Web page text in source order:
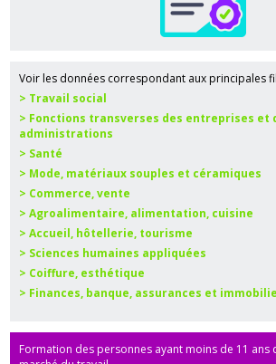
Voir les données correspondant aux principales
> Travail social
> Fonctions transverses des entreprises et
administrations
> Santé
> Mode, matériaux souples et céramiques
> Commerce, vente
> Agroalimentaire, alimentation, cuisine
> Accueil, hôtellerie, tourisme
> Sciences humaines appliquées
> Coiffure, esthétique
> Finances, banque, assurances et
Formation des personnes ayant moins de 11 ans